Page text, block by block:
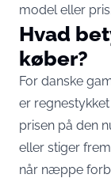
model eller pris.
Hvad
køber?
For danske
er
prisen på den
eller stiger
når næppe